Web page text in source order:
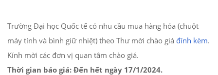
Trường Đại học Quốc tế có nhu cầu mua hàng hóa (chuột
máy tính và bình giữ nhiệt) theo Thư mời chào giá đính kèm.
Kính mời các đơn vị quan tâm chào giá.
Thời gian báo giá: Đến hết ngày 17/1/2024.